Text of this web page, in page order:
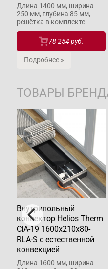
Длина 1400 мм, ширина
250 мм, глубина 85 мм,
решётка в комплекте
78 254 руб.
Подробнее »
ТОВАРЫ
Внутрипольный
конвектор Helios Therm
CIA-19 1600x210x80-
RLA-S с естественной
конвекцией
Длина 1600 мм, ширина